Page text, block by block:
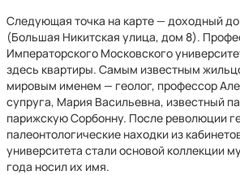
Следующая точка на карте — доходный
(Большая Никитская улица, дом 8).
Императорского Московского
здесь квартиры. Самым известным
мировым именем — геолог, профессор
супруга, Мария Васильевна, известный
парижскую Сорбонну. После революции
палеонтологические находки из
университета стали основой коллекции
года носил их имя.